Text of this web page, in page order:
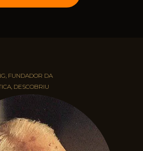
FUNDADOR DA
DESCOBRIU